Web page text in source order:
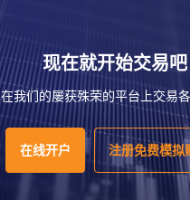
现在就开始交易吧
在我们的屡获殊荣的平台上交易
在线开户 注册免费模拟